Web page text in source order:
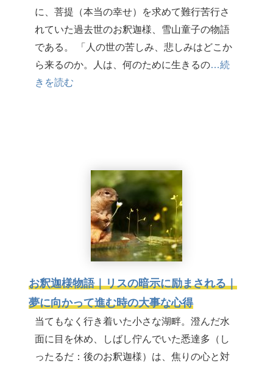
に、菩提（本当の幸せ）を求めて難行苦行さ
れていた過去世のお釈迦様、雪山童子の物語
である。 「人の世の苦しみ、悲しみはどこか
ら来るのか。人は、何のために生きるの…続
きを読む
お釈迦様物語｜リスの暗示に励まされる｜
夢に向かって進む時の大事な心得
当てもなく行き着いた小さな湖畔。澄んだ水
面に目を休め、しばし佇んでいた悉達多（し
ったるだ：後のお釈迦様）は、焦りの心と対